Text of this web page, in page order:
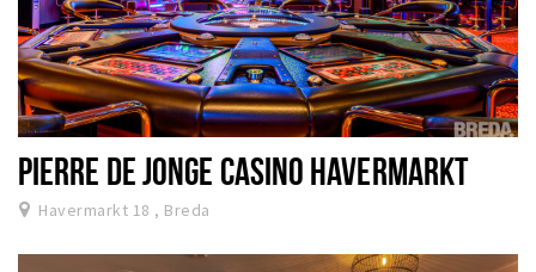
PIERRE DE JONGE CASINO HAVERMARKT
Havermarkt 18 , Breda